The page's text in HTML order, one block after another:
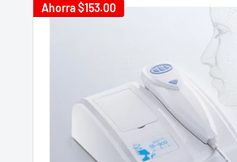
Ahorra$153.00